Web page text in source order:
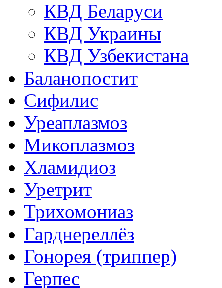
КВД Беларуси
КВД Украины
КВД Узбекистана
Баланопостит
Сифилис
Уреаплазмоз
Микоплазмоз
Хламидиоз
Уретрит
Трихомониаз
Гарднереллёз
Гонорея (триппер)
Герпес